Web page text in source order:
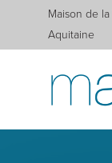
Maison de
Aquitaine